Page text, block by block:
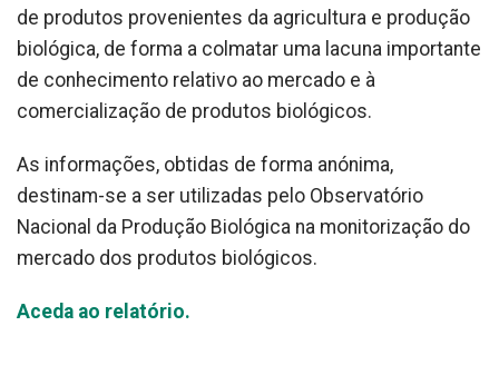
de produtos provenientes da agricultura e produção
biológica, de forma a colmatar uma lacuna importante
de conhecimento relativo ao mercado e à
comercialização de produtos biológicos.
As informações, obtidas de forma anónima,
destinam-se a ser utilizadas pelo Observatório
Nacional da Produção Biológica na monitorização do
mercado dos produtos biológicos.
Aceda ao relatório.